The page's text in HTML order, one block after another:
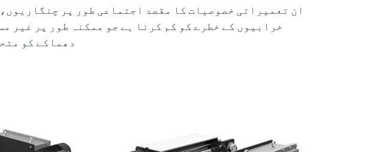
ان تعمیراتی خصوصیات کا مقصد اجتماعی طور پر
خرابیوں کے خطرے کو کم کرنا ہے جو ممکنہ طور پر غیر
دھماکے کو